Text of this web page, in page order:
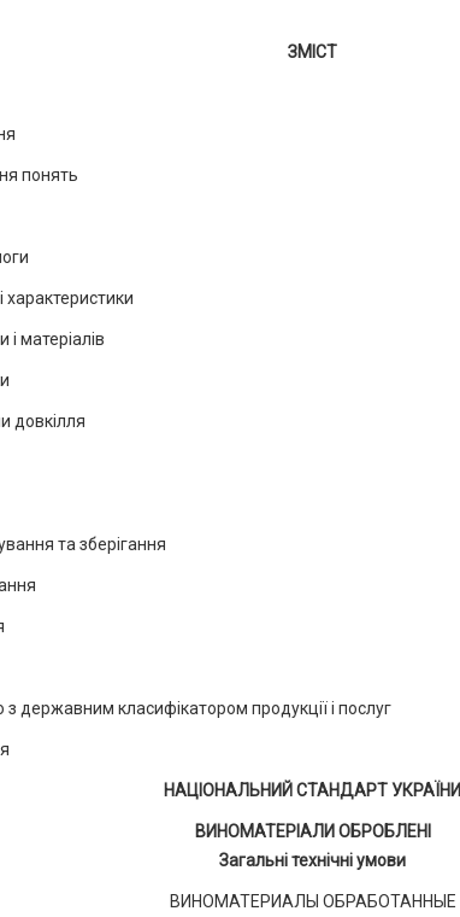
ЗМІСТ
понять
характеристики
матеріалів
довкілля
та зберігання
державним класифікатором продукції і послуг
НАЦІОНАЛЬНИЙ СТАНДАРТ УКРАЇНИ
ВИНОМАТЕРІАЛИ ОБРОБЛЕНІ
Загальні технічні умови
ВИНОМАТЕРИАЛЫ ОБРАБОТАННЫЕ